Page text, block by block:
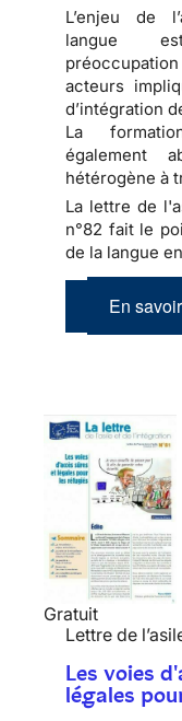
L’enjeu de
langue
acteurs
d’intégration
La
également
hétérogène à
La lettre de
n°82 fait le
de la langue
En
Gratuit
Lettre de
Les voies
légales